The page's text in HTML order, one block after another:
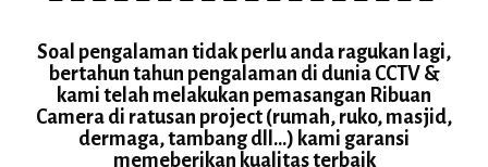
Soal pengalaman tidak perlu anda ragukan lagi,
bertahun tahun pengalaman di dunia CCTV &
kami telah melakukan pemasangan Ribuan
Camera di ratusan project (rumah, ruko, masjid,
dermaga, tambang dll...) kami garansi
memeberikan kualitas terbaik